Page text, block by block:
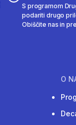
S programom
podariti drugo
Obiščite nas in
O